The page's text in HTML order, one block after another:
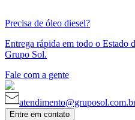
Precisa de óleo diesel?
Entrega rápida em todo o Estado
Grupo Sol.
Fale com a gente
Entre em contato